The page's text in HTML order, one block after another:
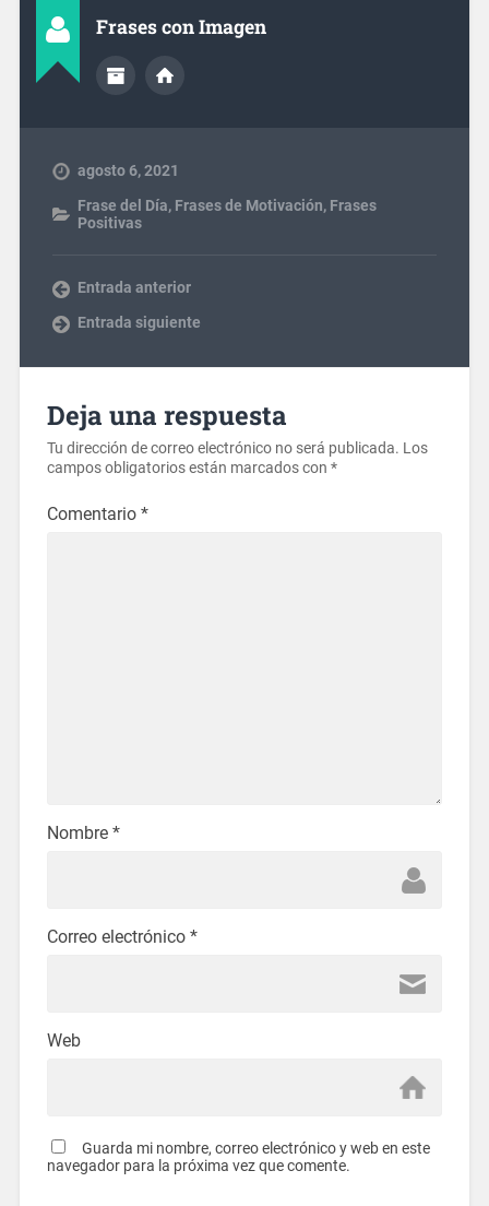
Frases con Imagen
agosto 6, 2021
Frase del Día, Frases de Motivación, Frases
Positivas
Entrada anterior
Entrada siguiente
Deja una respuesta
Tu dirección de correo electrónico no será publicada. Los
campos obligatorios están marcados con *
Comentario *
Nombre *
Correo electrónico *
Web
Guarda mi nombre, correo electrónico y web en este
navegador para la próxima vez que comente.